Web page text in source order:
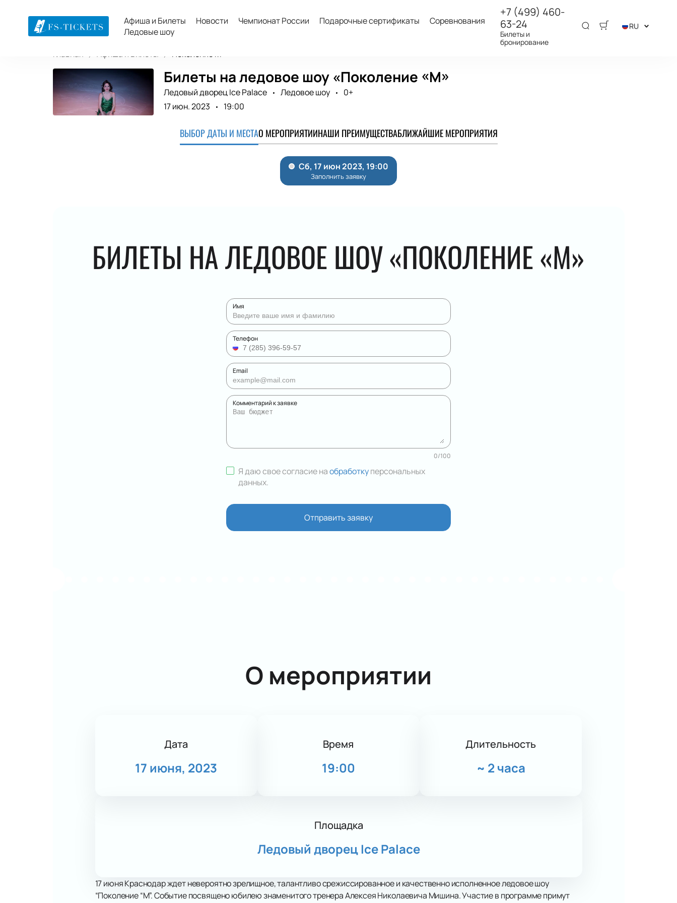
Афиша и Билеты Новости Чемпионат России Подарочные сертификаты
Соревнования
Ледовые шоу
+7 (499) 460-
63-24
Билеты и
бронирование
RU
Главная Афиша и Билеты Поколение М
Билеты на ледовое шоу «Поколение «М»
Ледовый дворец Ice Palace Ледовое шоу
0+
17 июн. 2023
19:00
ВЫБОР ДАТЫ И МЕСТАО МЕРОПРИЯТИИНАШИ ПРЕИМУЩЕСТВАБЛИЖАЙШИЕ МЕРОПРИЯТИЯ
БИЛЕТЫ НА ЛЕДОВОЕ ШОУ «ПОКОЛЕНИЕ «М»
Имя
Телефон
Email
Комментарий к заявке
0/100
Я даю свое согласие наобработкуперсональных
данных.
Отправить заявку
О мероприятии
Дата
17 июня, 2023
Время
19:00
Длительность
~ 2 часа
Площадка
Ледовый дворец Ice Palace
17 июня Краснодар ждет невероятно зрелищное, талантливо срежиссированное и качественно исполненное ледовое шоу
“Поколение “М”. Событие посвящено юбилею знаменитого тренера Алексея Николаевича Мишина. Участие в программе примут